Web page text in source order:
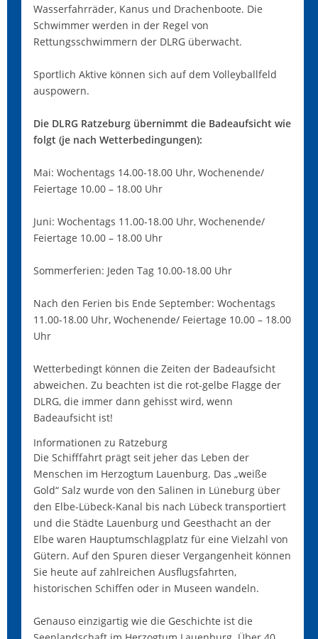
Wasserfahrräder, Kanus und Drachenboote. Die
Schwimmer werden in der Regel von
Rettungsschwimmern der DLRG überwacht.
Sportlich Aktive können sich auf dem Volleyballfeld
auspowern.
Die DLRG Ratzeburg übernimmt die Badeaufsicht wie
folgt (je nach Wetterbedingungen):
Mai: Wochentags 14.00-18.00 Uhr, Wochenende/
Feiertage 10.00 – 18.00 Uhr
Juni: Wochentags 11.00-18.00 Uhr, Wochenende/
Feiertage 10.00 – 18.00 Uhr
Sommerferien: Jeden Tag 10.00-18.00 Uhr
Nach den Ferien bis Ende September: Wochentags
11.00-18.00 Uhr, Wochenende/ Feiertage 10.00 – 18.00
Uhr
Wetterbedingt können die Zeiten der Badeaufsicht
abweichen. Zu beachten ist die rot-gelbe Flagge der
DLRG, die immer dann gehisst wird, wenn
Badeaufsicht ist!
Informationen zu Ratzeburg
Die Schifffahrt prägt seit jeher das Leben der
Menschen im Herzogtum Lauenburg. Das „weiße
Gold“ Salz wurde von den Salinen in Lüneburg über
den Elbe-Lübeck-Kanal bis nach Lübeck transportiert
und die Städte Lauenburg und Geesthacht an der
Elbe waren Hauptumschlagplatz für eine Vielzahl von
Gütern. Auf den Spuren dieser Vergangenheit können
Sie heute auf zahlreichen Ausflugsfahrten,
historischen Schiffen oder in Museen wandeln.
Genauso einzigartig wie die Geschichte ist die